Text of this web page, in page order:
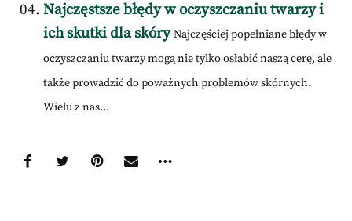
Najczęstsze błędy w oczyszczaniu twarzy i
ich skutki dla skóry Najczęściej popełniane błędy w
oczyszczaniu twarzy mogą nie tylko osłabić naszą cerę, ale
także prowadzić do poważnych problemów skórnych.
Wielu z nas...